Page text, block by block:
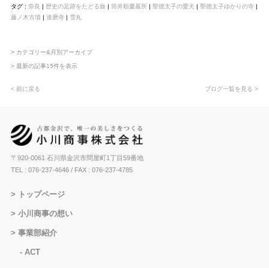
タグ : 奈良 | 歴史の足跡をたどる旅 | 筒井順慶墓所| 聖徳太子の愛犬 | 聖徳太子ゆかりの寺|
藤ノ木古墳| 達磨寺| 雪丸
> カテゴリー&月別アーカイブ
> 最新の記事15件を表示
< 前に戻る ブログ一覧を見る >
〒920-0061 石川県金沢市問屋町1丁目59番地
TEL : 076-237-4646/ FAX : 076-237-4785
トップページ
小川商事の想い
事業部紹介
ACT